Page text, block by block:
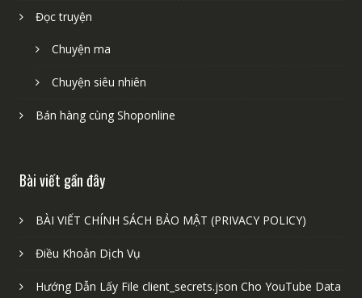
Đọc truyện
Chuyện ma
Chuyện siêu nhiên
Bán hàng cùng Shoponline
Bài viết gần đây
BÀI VIẾT CHÍNH SÁCH BẢO MẬT (PRIVACY POLICY)
Điều Khoản Dịch Vụ
Hướng Dẫn Lấy File client_secrets.json Cho YouTube Data